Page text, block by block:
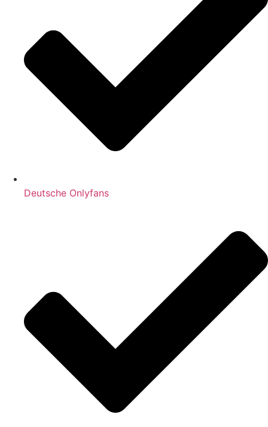
Deutsche Onlyfans